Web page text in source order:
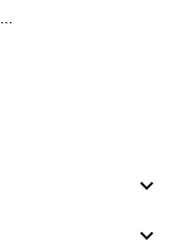

